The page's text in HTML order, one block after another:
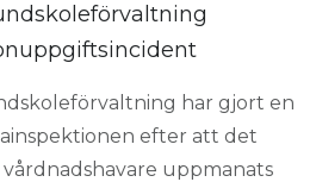
har gjort en
efter att det
uppmanats